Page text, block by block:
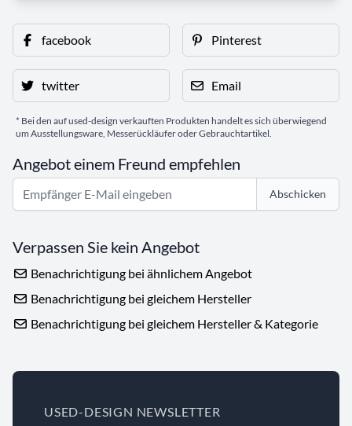
facebook Pinterest
twitter Email
* Bei den auf used-design verkauften Produkten handelt es sich überwiegend
um Ausstellungsware, Messerückläufer oder Gebrauchtartikel.
Angebot einem Freund empfehlen
Abschicken
Verpassen Sie kein Angebot
Benachrichtigung bei ähnlichem Angebot
Benachrichtigung bei gleichem Hersteller
Benachrichtigung bei gleichem Hersteller & Kategorie
USED-DESIGN NEWSLETTER